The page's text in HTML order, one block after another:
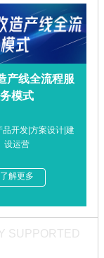
产线全流程服
务模式
品开发|方案设计|建
设运营
了解更多
SUPPORTED